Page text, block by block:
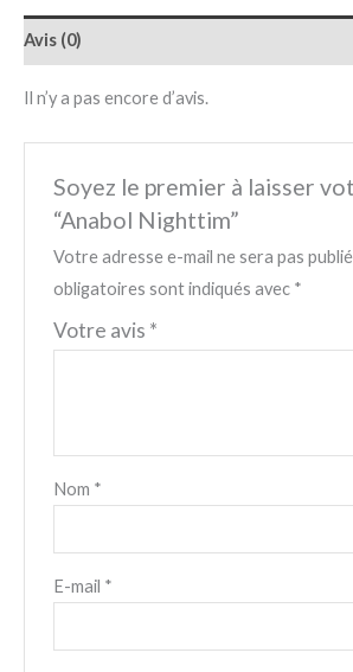
Avis (0)
Il n’y a pas encore d’avis.
Soyez le premier à laisser
“Anabol Nighttim”
Votre adresse e-mail ne sera pas
obligatoires sont indiqués avec *
Votre avis *
Nom *
E-mail *